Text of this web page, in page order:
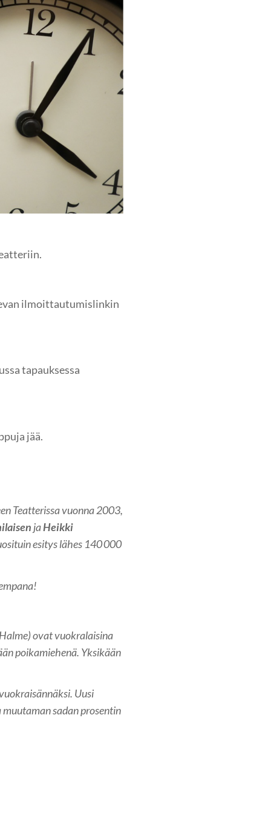
ilmoittautumislinkin
tapauksessa
jää.
Teatterissa vuonna 2003,
jaHeikki
esitys lähes 140 000
ovat vuokralaisina
poikamiehenä. Yksikään
Uusi
sadan prosentin